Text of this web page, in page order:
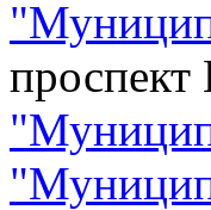
"
проспект
"
"